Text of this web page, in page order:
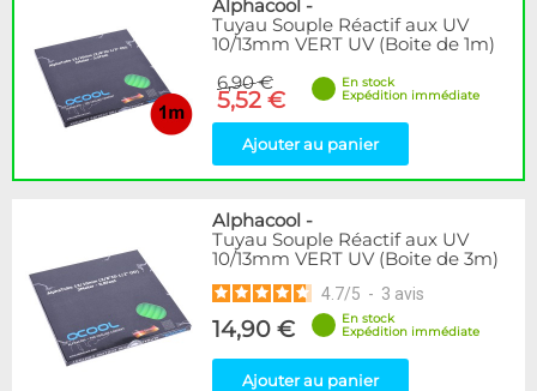
Alphacool -
Tuyau Souple Réactif aux UV
10/13mm VERT UV (Boite de 1m)
6,90 €
5,52 €
En stock
Expédition immédiate
Ajouter au panier
Alphacool -
Tuyau Souple Réactif aux UV
10/13mm VERT UV (Boite de 3m)
4.7/5 - 3 avis
14,90 €
En stock
Expédition immédiate
Ajouter au panier